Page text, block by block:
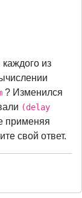
из
? Изменился
(delay
применяя
свой ответ.